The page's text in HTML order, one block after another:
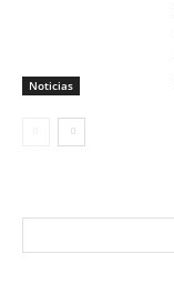
Noticias